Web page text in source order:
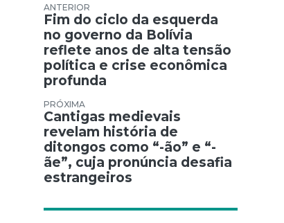
Navegação de Post
Fim do ciclo da esquerda
no governo da Bolívia
reflete anos de alta tensão
política e crise econômica
profunda
Cantigas medievais
revelam história de
ditongos como “-ão” e “-
ãe”, cuja pronúncia desafia
estrangeiros